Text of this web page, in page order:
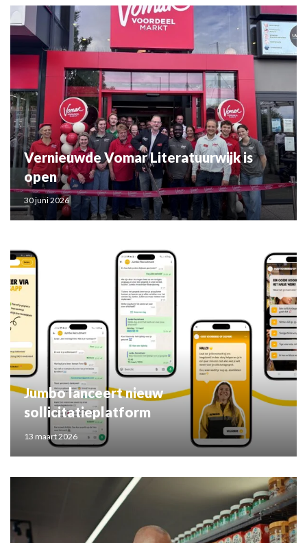
Vernieuwde Vomar Literatuurwijk is
open
30 juni 2026
Jumbo lanceert nieuw
sollicitatieplatform
13 maart 2026